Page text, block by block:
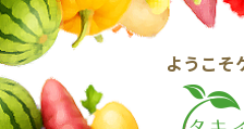
ようこそ